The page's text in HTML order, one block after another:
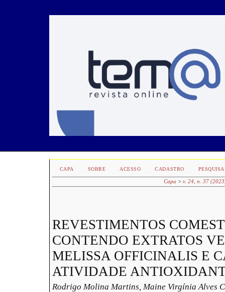
CAPA SOBRE ACESSO CADASTRO PESQUISA
Capa > v. 24, n. 37
REVESTIMENTOS
CONTENDO EXTRATOS
MELISSA OFFICINALIS E
ATIVIDADE
Rodrigo Molina Martins, Maine Virgínia Alves